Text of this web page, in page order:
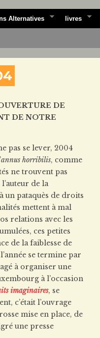
Alternatives livres
DE
DE NOTRE
pas se lever, 2004
annus horribilis, comme
ne trouvent pas
de la
un pataquès de droits
mettent à mal
relations avec les
ces petites
de la faiblesse de
se termine par
à organiser une
à l’occasion
imaginaires, se
c’était l’ouvrage
mise en place, de
une presse